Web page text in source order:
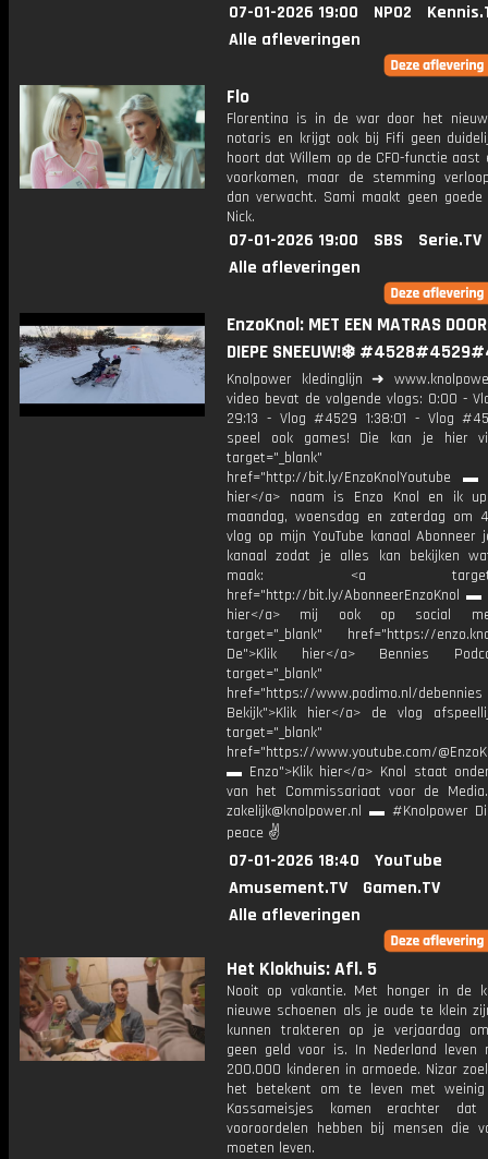
07-01-2026 19:00 NPO2
Alle afleveringen
Flo
Florentina is in de war door het
notaris en krijgt ook bij Fifi geen
hoort dat Willem op de CFO-functie aast
voorkomen, maar de stemming
dan verwacht. Sami maakt geen
Nick.
07-01-2026 19:00 SBS
Serie.TV
Alle afleveringen
EnzoKnol: MET EEN MATRAS
DIEPE SNEEUW!❄️
Knolpower kledinglijn ➜
video bevat de volgende vlogs: 0:00 -
29:13 - Vlog #4529 1:38:01 - Vlog
speel ook games! Die kan je hier
target="_blank"
href="http://bit.ly/EnzoKnolYoutube ▬
hier</a> naam is Enzo Knol en ik
maandag, woensdag en zaterdag om
vlog op mijn YouTube kanaal Abonneer
kanaal zodat je alles kan bekijken
maak: <a
href="http://bit.ly/AbonneerEnzoKnol ▬
hier</a> mij ook op social
target="_blank" href="https://
De">Klik hier</a> Bennies
target="_blank"
href="https://www.podimo.nl/debennies
Bekijk">Klik hier</a> de vlog
target="_blank"
href="https://www.youtube.com/
▬ Enzo">Klik hier</a> Knol staat
van het Commissariaat voor de
zakelijk@knolpower.nl ▬ #Knolpower
peace ✌
07-01-2026 18:40
YouTube
Amusement.TV
Gamen.TV
Alle afleveringen
Het Klokhuis: Afl. 5
Nooit op vakantie. Met honger in de
nieuwe schoenen als je oude te klein
kunnen trakteren op je verjaardag
geen geld voor is. In Nederland leven
200.000 kinderen in armoede. Nizar
het betekent om te leven met
Kassameisjes komen erachter
vooroordelen hebben bij mensen die
moeten leven.